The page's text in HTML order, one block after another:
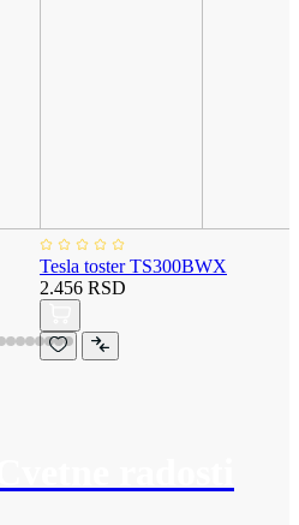
Tesla toster TS300BWX
2.456 RSD